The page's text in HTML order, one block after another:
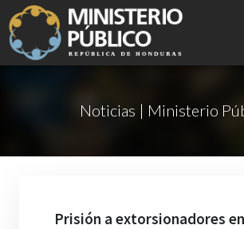
Noticias | Ministerio
Prisión a extorsionadores